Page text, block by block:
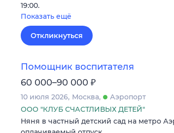
19:00.
Показать ещё
Откликнуться
Помощник воспитателя
60 000–90 000 ₽
10 июля 2026 Москва
Аэропорт
ООО "КЛУБ СЧАСТЛИВЫХ ДЕТЕЙ"
Няня в частный детский сад на метро